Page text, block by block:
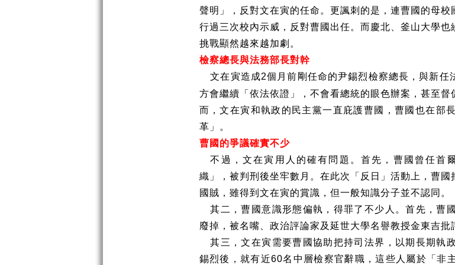
聲明」，反對文在寅的任命。更諷刺的是，連曹國的母
行過三次校內示威，反對曹國出任。而慶北、釜山大學
挑戰顯然越來越加劇。
檢察總長與法務部長對幹
文在寅造成2個月前剛任命的尹錫烈檢察總長，與新
方會繼續「依法依證」，不會看總統的眼色辦案，甚至
而，文在寅和執政的民主黨一直庇護曹國，曹國也在部
革」。
曹國的爭議確實不少
不過，文在寅用人的確有問題。首先，曹國曾任首
織」，被判刑後坐牢數月。在此次「反日」活動上，曹
國賊，雖得到文在寅的賞識，但一般知識分子並不認同。
其二，曹國意識形態偏執，得罪了不少人。首先，曹
廢掉，被名嘴、政治評論家及延世大學名譽教授金東吉
其三，文在寅需要曹國協助把持司法界，以期長期執
錫烈後，就有近60名中層檢察官辭職，這些人屬於「非